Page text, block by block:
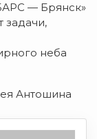
— Брянск»
задачи,
неба
Антошина